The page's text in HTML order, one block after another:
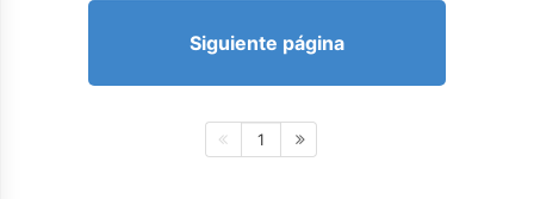
Siguiente página
1